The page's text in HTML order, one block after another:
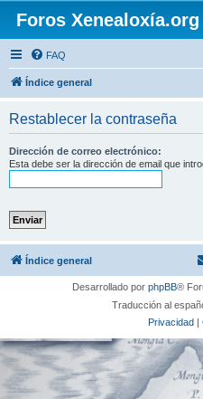
Foros
FAQ
Índice general
Restablecer la contraseña
Dirección de correo electrónico:
Esta debe ser la dirección de email que
Índice general
Desarrollado por phpBB®
Traducción al
Privacidad |